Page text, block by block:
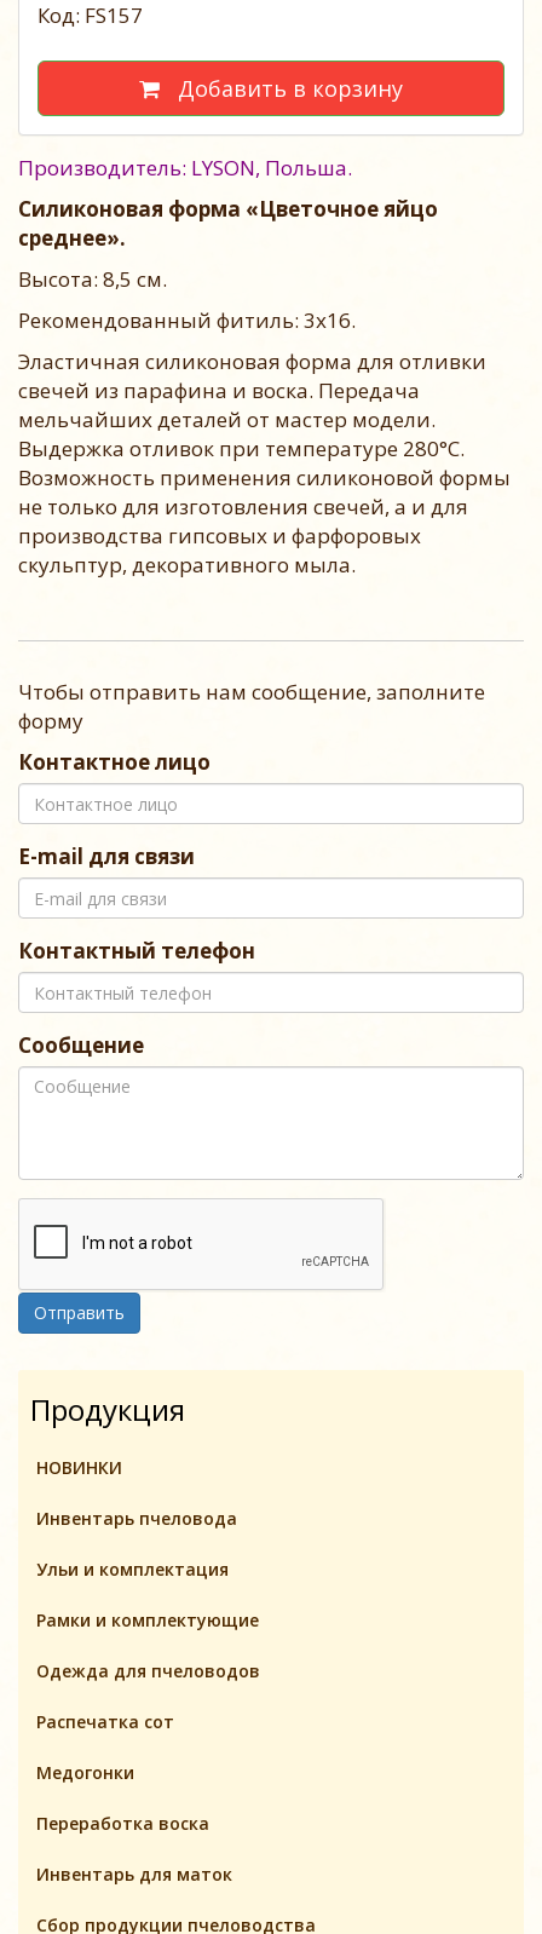
Код: FS157
Добавить в корзину
Производитель: LYSON, Польша.
Силиконовая форма «Цветочное яйцо
среднее».
Высота: 8,5 см.
Рекомендованный фитиль: 3x16.
Эластичная силиконовая форма для отливки
свечей из парафина и воска. Передача
мельчайших деталей от мастер модели.
Выдержка отливок при температуре 280°С.
Возможность применения силиконовой формы
не только для изготовления свечей, а и для
производства гипсовых и фарфоровых
скульптур, декоративного мыла.
Чтобы отправить нам сообщение, заполните
форму
Контактное лицо
E-mail для связи
Контактный телефон
Сообщение
Отправить
Продукция
НОВИНКИ
Инвентарь пчеловодa
Ульи и комплектация
Pамки и комплeктующие
Одежда для пчеловодов
Распечатка сот
Медогонки
Переработка воска
Инвентарь для маток
Cбор продукции пчеловодства